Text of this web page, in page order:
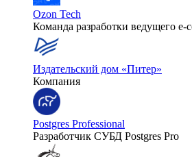
Ozon Tech
Команда разработки ведущего
Издательский дом «Питер»
Компания
Postgres Professional
Разработчик СУБД Postgres Pro